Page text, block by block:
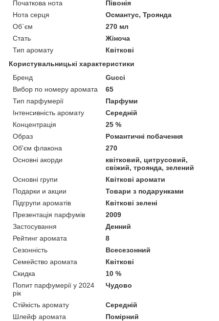
Початкова нота
Півонія
Нота серця
Османтус, Троянда
Об`єм
270 мл
Стать
Жіноча
Тип аромату
Квіткові
Користувальницькі характеристики
Бренд
Gucci
Вибор по номеру аромата
65
Тип парфумерії
Парфуми
Інтенсивність аромату
Середній
Концентрація
25 %
Образ
Романтичні побачення
Об'єм флакона
270
Основні акорди
квітковий, цитрусовий,
свіжий, троянда, зелений
Основні групи
Квіткові аромати
Подарки и акции
Товари з подарунками
Підгрупи ароматів
Квіткові зелені
Презентація парфумів
2009
Застосування
Денний
Рейтинг аромата
8
Сезонність
Всесезонний
Семейство аромата
Квіткові
Скидка
10 %
Попит парфумерії у 2024
рік
Чудово
Стійкість аромату
Середній
Шлейф аромата
Помірний